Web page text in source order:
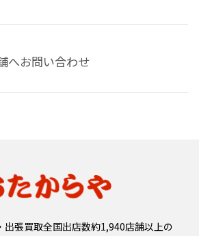
へお問い合わせ
出張買取全国出店数約1,940店舗以上の